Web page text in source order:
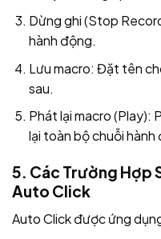
Dừng ghi (Stop
hành động.
Lưu macro: Đặt tên
sau.
Phát lại macro (Play):
lại toàn bộ chuỗi hành
5. Các Trường Hợp
Auto Click
Auto Click được ứng